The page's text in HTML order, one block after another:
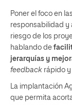
Poner el foco en
responsabilidad y
riesgo de los
hablando de
jerarquías y
feedback rápido y
La implantación
que permita